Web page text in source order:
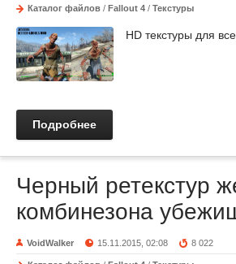
Каталог файлов / Fallout 4 / Текстуры
HD текстуры для
Подробнее
Черный ретекстур
комбинезона
VoidWalker 15.11.2015, 02:08 8 022